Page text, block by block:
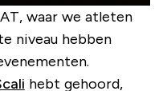
, waar we atleten
niveau hebben
hebt gehoord,